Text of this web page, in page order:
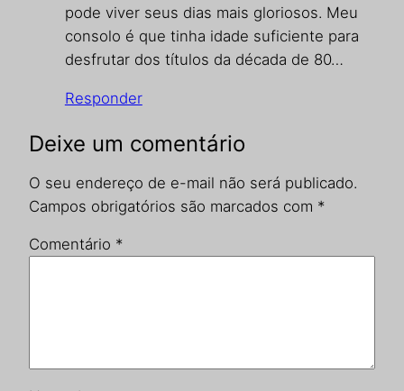
pode viver seus dias mais gloriosos. Meu
consolo é que tinha idade suficiente para
desfrutar dos títulos da década de 80…
Responder
Deixe um comentário
O seu endereço de e-mail não será publicado.
Campos obrigatórios são marcados com *
Comentário *